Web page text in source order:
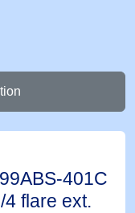
401C
flare ext.